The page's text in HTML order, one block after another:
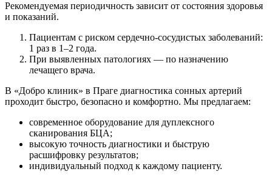
Рекомендуемая периодичность зависит от состояния здоровья
и показаний.
Пациентам с риском сердечно-сосудистых заболеваний:
1 раз в 1–2 года.
При выявленных патологиях — по назначению
лечащего врача.
В «Добро клиник» в Праге диагностика сонных артерий
проходит быстро, безопасно и комфортно. Мы предлагаем:
современное оборудование для дуплексного
сканирования БЦА;
высокую точность диагностики и быструю
расшифровку результатов;
индивидуальный подход к каждому пациенту.